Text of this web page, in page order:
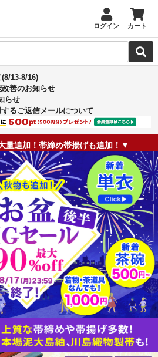
ログイン カート
13-8/16)
善のお知らせ
らせ
るご返信メールについて
量追加！帯締め帯揚げも追加！▼